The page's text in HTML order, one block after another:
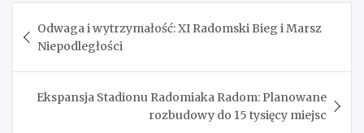
wpisu
Odwaga i wytrzymałość: XI Radomski Bieg i Marsz
Niepodległości
Ekspansja Stadionu Radomiaka Radom: Planowane
rozbudowy do 15 tysięcy miejsc